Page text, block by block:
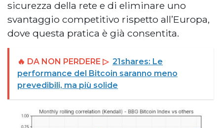
sicurezza della rete e di eliminare uno
svantaggio competitivo rispetto all’Europa,
dove questa pratica è già consentita.
🔥 DA NON PERDERE ▷ 21shares: Le
performance del Bitcoin saranno meno
prevedibili, ma più solide